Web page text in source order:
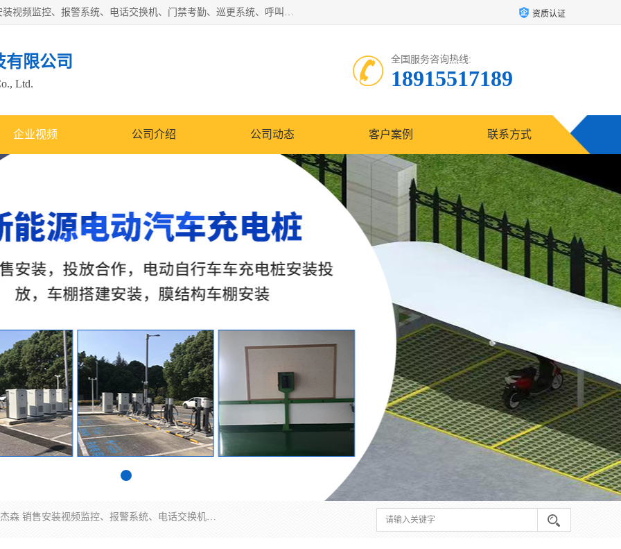
苏州迈凯隆系统集成科技有限公司电话: 联系人:马杰森 销售安装视频监控、报警系统、电话交换机、门禁考勤、巡更系统、呼叫对讲系统、停车场道闸、智能家居、广播系统、综合布线、办公设备、电子商务软件、网络工程、酒店门锁系列 系统集成、VOD视频点播、LED显示屏、节能产品、USP电源、收银机等弱电及智能化项目。 资质认证
限公司
Ltd.
全国服务咨询热线:
18915517189
企业视频 公司介绍 公司动态 客户案例 联系方式
苏州迈凯隆系统集成科技有限公司电话: 联系人:马杰森 销售安装视频监控、报警系统、电话交换机、门禁考勤、巡更系统、呼叫对讲系统、停车场道闸、智能家居、广播系统、综合布线、办公设备、电子商务软件、网络工程、酒店门锁系列 系统集成、VOD视频点播、LED显示屏、节能产品、USP电源、收银机等弱电及智能化项目。